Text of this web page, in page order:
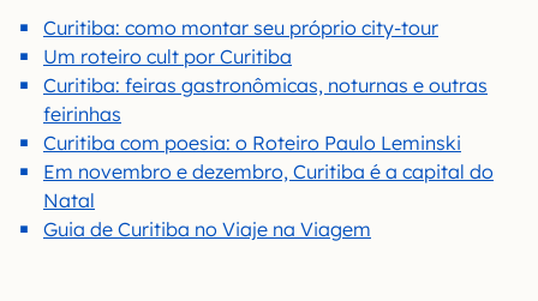
Curitiba: como montar seu próprio city-tour
Um roteiro cult por Curitiba
Curitiba: feiras gastronômicas, noturnas e outras
feirinhas
Curitiba com poesia: o Roteiro Paulo Leminski
Em novembro e dezembro, Curitiba é a capital do
Natal
Guia de Curitiba no Viaje na Viagem